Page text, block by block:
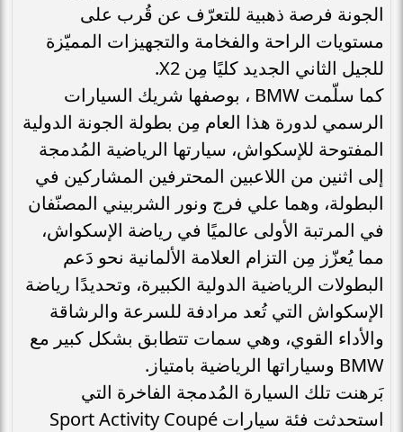
الجونة فرصة ذهبية للتعرّف عن قُرب على
مستويات الراحة والفخامة والتجهيزات المميّزة
للجيل الثاني الجديد كليًا مِن X2.
كما سلّمت BMW ، بوصفها شريك السيارات
الرسمي لدورة هذا العام مِن بطولة الجونة الدولية
المفتوحة للإسكواش، سيارتها الرياضية المُدمجة
إلى اثنين من اللاعبين المحترفين المشاركين في
البطولة، وهما علي فرج ونور الشربيني المصنّفان
في المرتبة الأولى عالميًا في رياضة الإسكواش،
مما يُعزّز مِن التزام العلامة الألمانية نحو دَعم
البطولات الرياضية الدولية الكبيرة، وتحديدًا رياضة
الإسكواش التي تُعد مرادفة للسرعة والرشاقة
والأداء القوي، وهي سمات تتطابق بشكل كبير مع
BMW وسياراتها الرياضية بامتياز.
بَرهنت تلك السيارة المُدمجة الفاخرة التي
استحدثت فئة سيارات Sport Activity Coupé